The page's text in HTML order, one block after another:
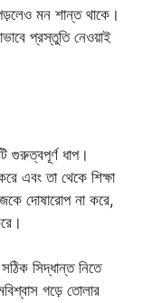
মন শান্ত থাকে।
প্রস্তুতি নেওয়াই
গুরুত্বপূর্ণ ধাপ।
এবং তা থেকে শিক্ষা
দোষারোপ না করে,
সিদ্ধান্ত নিতে
গড়ে তোলার